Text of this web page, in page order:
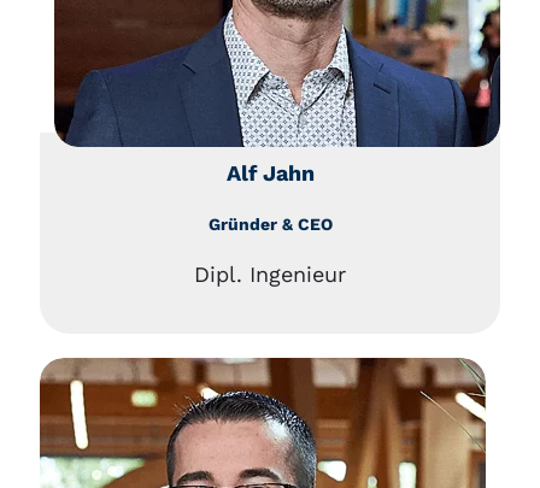
Alf Jahn
Gründer & CEO
Dipl. Ingenieur